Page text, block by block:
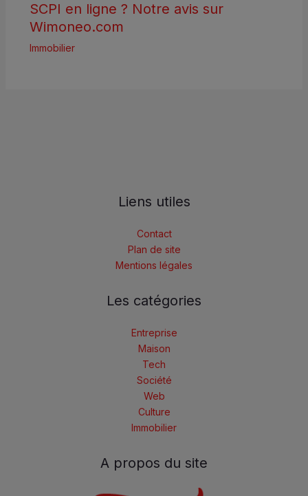
SCPI en ligne ? Notre avis sur
Wimoneo.com
Immobilier
Liens utiles
Contact
Plan de site
Mentions légales
Les catégories
Entreprise
Maison
Tech
Société
Web
Culture
Immobilier
A propos du site